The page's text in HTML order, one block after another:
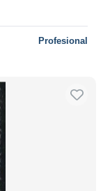
Profesional